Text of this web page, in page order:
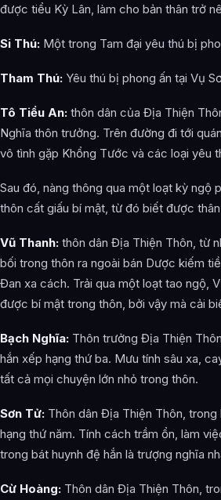
được tiểu Kỳ Lân, làm cho bản thân trở
Si Thú: Một trong Tam đại yêu thú bị
Tham Thú: Yêu thú bị phong ấn tại Vụ
Tô Tiểu An: thôn dân của Địa Thiện
Nghĩa thôn trưởng. Trên đường đi tới
vô tình gặp Khổng Tước và các loại yêu
Sau đó, nàng thông qua một loạt kỳ ngộ
thôn cất giấu bí mật, từ đó biết được
Vũ Thanh: thôn dân Địa Thiện Thôn, từ
bối trong thôn ra ngoài bán Dược kiếm
Đan xa cách. Trải qua một loạt tao ngộ,
được bí mật trong thôn, bởi vậy mà cải
Bạch Nghĩa: Thôn trưởng Địa Thiện
hắn xếp hạng thứ ba. Mưu tính sâu xa,
tất cả mọi chuyện lớn nhỏ trong thôn.
Sơn Tử: Thôn dân Địa Thiện Thôn, trong
hạng thứ năm. Tính cách trầm ổn, làm
trong bát huynh đệ hắn là trượng nghĩa
Cừ Hoàng: Thôn dân Địa Thiện Thôn,